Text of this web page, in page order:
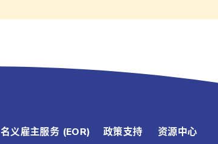
名义雇主服务 (EOR) 政策支持 资源中心